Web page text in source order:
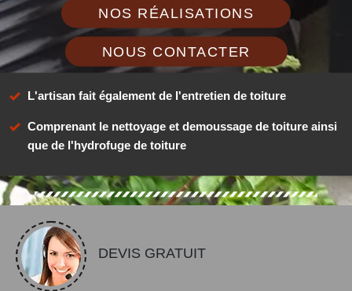
NOS RÉALISATIONS
NOUS CONTACTER
L'artisan fait également de l'entretien de toiture
Comprenant le nettoyage et demoussage de toiture ainsi
que de l'hydrofuge de toiture
DEVIS GRATUIT